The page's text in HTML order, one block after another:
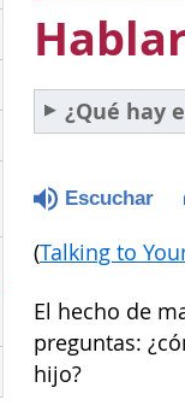
¿Qué hay
Escuchar
(Talking to
El hecho de
preguntas:
hijo?